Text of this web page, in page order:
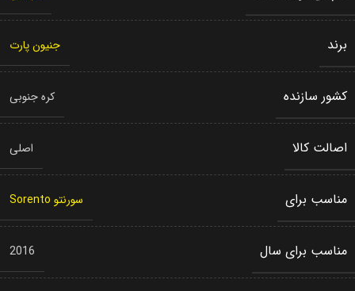
برند جنیون پارت
کشور سازنده کره جنوبی
اصالت کالا اصلی
مناسب برای سورنتو Sorento
مناسب برای سال 2016